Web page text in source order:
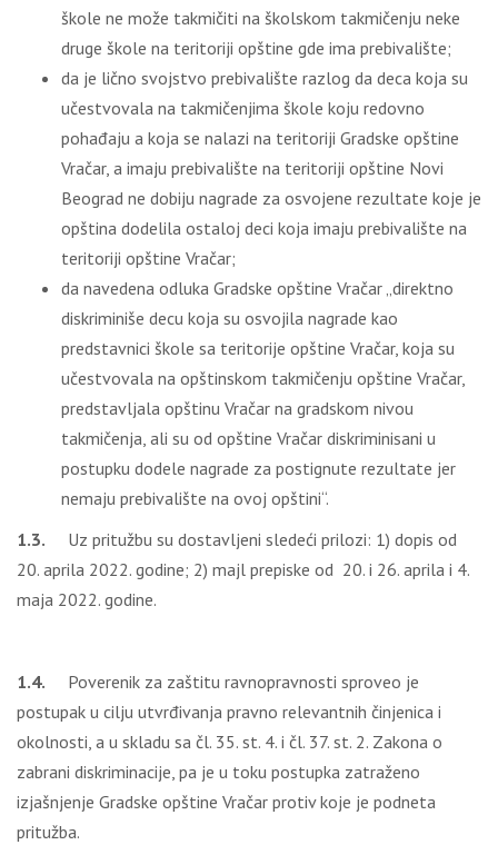
škole ne može takmičiti na školskom takmičenju neke
druge škole na teritoriji opštine gde ima prebivalište;
da je lično svojstvo prebivalište razlog da deca koja su
učestvovala na takmičenjima škole koju redovno
pohađaju a koja se nalazi na teritoriji Gradske opštine
Vračar, a imaju prebivalište na teritoriji opštine Novi
Beograd ne dobiju nagrade za osvojene rezultate koje je
opština dodelila ostaloj deci koja imaju prebivalište na
teritoriji opštine Vračar;
da navedena odluka Gradske opštine Vračar „direktno
diskriminiše decu koja su osvojila nagrade kao
predstavnici škole sa teritorije opštine Vračar, koja su
učestvovala na opštinskom takmičenju opštine Vračar,
predstavljala opštinu Vračar na gradskom nivou
takmičenja, ali su od opštine Vračar diskriminisani u
postupku dodele nagrade za postignute rezultate jer
nemaju prebivalište na ovoj opštini“.
1.3. Uz pritužbu su dostavljeni sledeći prilozi: 1) dopis od
20. aprila 2022. godine; 2) majl prepiske od 20. i 26. aprila i 4.
maja 2022. godine.
1.4. Poverenik za zaštitu ravnopravnosti sproveo je
postupak u cilju utvrđivanja pravno relevantnih činjenica i
okolnosti, a u skladu sa čl. 35. st. 4. i čl. 37. st. 2. Zakona o
zabrani diskriminacije, pa je u toku postupka zatraženo
izjašnjenje Gradske opštine Vračar protiv koje je podneta
pritužba.